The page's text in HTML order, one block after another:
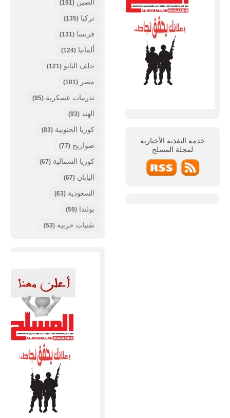
خدمة التغذية الأخبارية
لمجلة المسلح
الصين (191)
تركيا (135)
فرنسا (131)
ألمانيا (124)
حلف الناتو (121)
مصر (101)
تدريبات عسكرية (95)
الهند (93)
كوريا الجنوبية (83)
صواريخ (77)
كوريا الشمالية (67)
اليابان (67)
السعودية (63)
بولندا (59)
تقنيات حربية (53)